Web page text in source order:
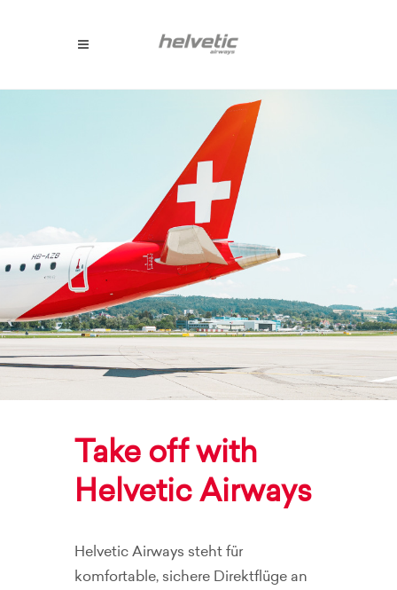
Take off with
Helvetic Airways
Helvetic Airways steht für
komfortable, sichere Direktflüge an